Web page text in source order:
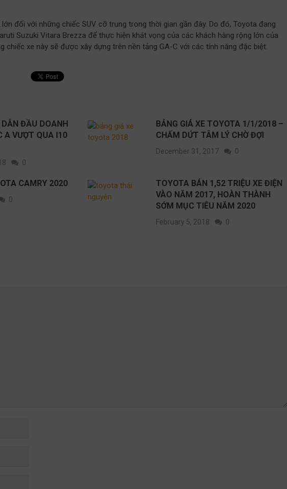
đối với những chiếc SUV cỡ trung trong thời gian gần đây. Do đó, Toyota đang
Suzuki Vitara Brezza để thực hiện khát vọng của các khách hàng rộng lớn của
chiếc xe này sẽ được xây dựng trên nền tảng GA-C với các tính năng đặc biệt.
ĐẦU DOANH
A VƯỢT QUA I10
0
BẢNG GIÁ XE TOYOTA 1/1/2018 –
CHẤM DỨT TÂM LÝ CHỜ ĐỢI
December 31, 2017 0
CAMRY 2020
0
TOYOTA BÁN 1,52 TRIỆU XE ĐIỆN
VÀO NĂM 2017, HOÀN THÀNH
SỚM MỤC TIÊU NĂM 2020
February 5, 2018 0